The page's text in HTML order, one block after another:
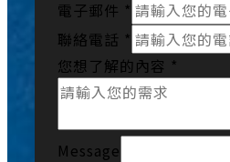
電子郵件 *
聯絡電話 *
您想了解的內容 *
Message